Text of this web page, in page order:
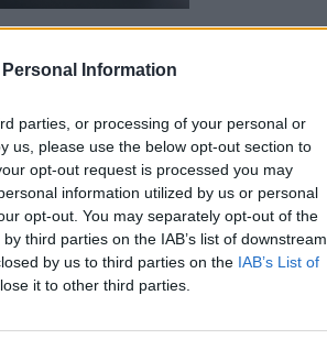
Information
parties, or processing of your personal or
us, please use the below opt-out section to
opt-out request is processed you may
information utilized by us or personal
opt-out. You may separately opt-out of the
third parties on the IAB’s list of downstream
by us to third parties on the IAB’s List of
it to other third parties.